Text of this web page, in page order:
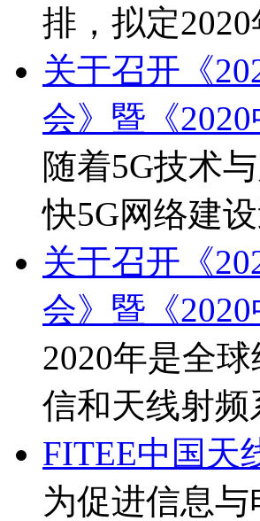
排，拟定
关于召开《
会》暨《
随着5G技术
快5G网络建
关于召开《
会》暨《
2020年是全
信和天线射频
FITEE中国天
为促进信息